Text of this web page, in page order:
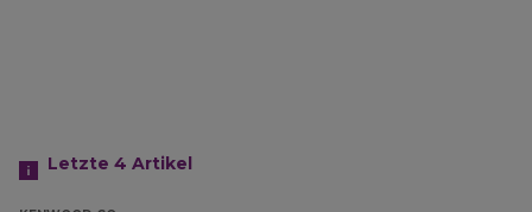
Letzte 4 Artikel